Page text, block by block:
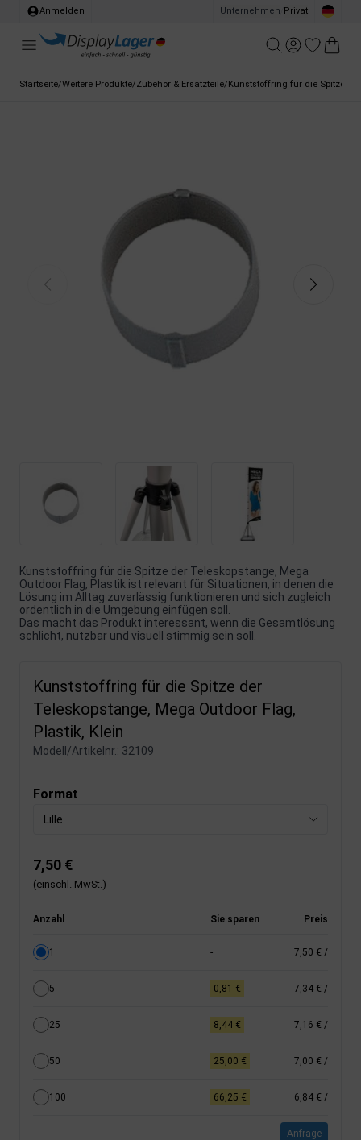
Anmelden Unternehmen Privat
Startseite/Weitere Produkte/Zubehör & Ersatzteile/Kunststoffring für die Spitze
Kunststoffring für die Spitze der Teleskopstange, Mega
Outdoor Flag, Plastik ist relevant für Situationen, in denen die
Lösung im Alltag zuverlässig funktionieren und sich zugleich
ordentlich in die Umgebung einfügen soll.
Das macht das Produkt interessant, wenn die Gesamtlösung
schlicht, nutzbar und visuell stimmig sein soll.
Kunststoffring für die Spitze der
Teleskopstange, Mega Outdoor Flag,
Plastik, Klein
Modell/Artikelnr.: 32109
Format
Lille
7,50 €
(einschl. MwSt.)
Anzahl Sie sparen Preis
1 - 7,50 € /
5 0,81 € 7,34 € /
25 8,44 € 7,16 € /
50 25,00 € 7,00 € /
100 66,25 € 6,84 € /
Anfrage